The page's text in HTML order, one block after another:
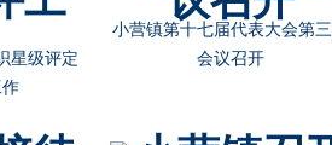
中国成立
动